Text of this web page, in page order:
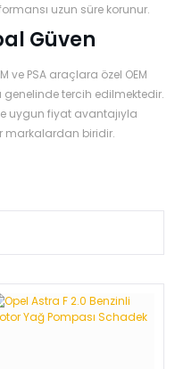
uzun süre korunur.
Güven
ve PSA araçlara özel OEM
tercih edilmektedir.
uygun fiyat avantajıyla
markalardan biridir.